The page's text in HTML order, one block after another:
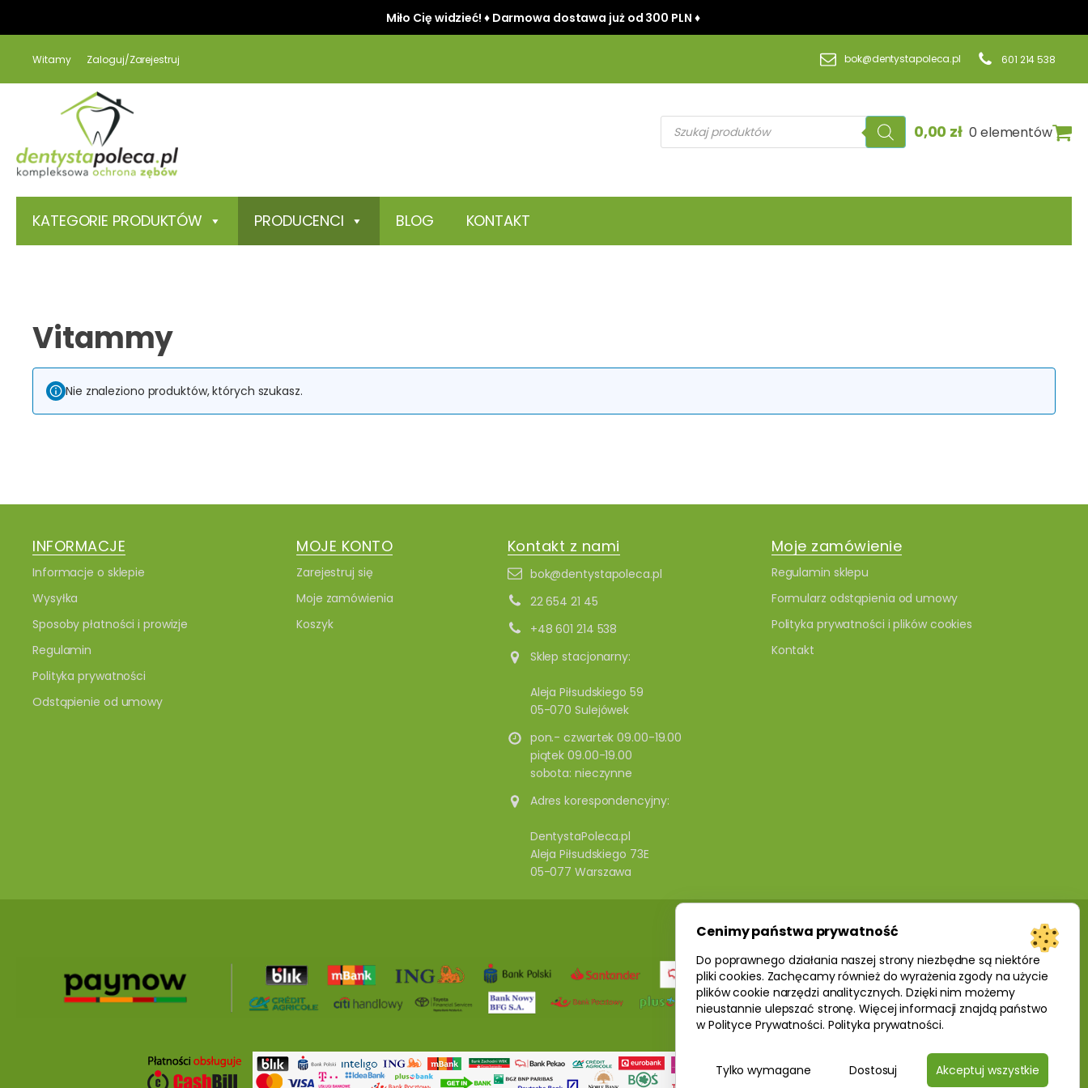
Miło Cię widzieć! ♦ Darmowa dostawa już od 300 PLN ♦
Witamy Zaloguj/Zarejestruj bok@dentystapoleca.pl 601 214 538
Wyszukiwarka
produktów
0,00 zł 0 elementów
KATEGORIE PRODUKTÓW PRODUCENCI BLOG KONTAKT
Vitammy
Nie znaleziono produktów, których szukasz.
INFORMACJE
Informacje o sklepie
Wysyłka
Sposoby płatności i prowizje
Regulamin
Polityka prywatności
Odstąpienie od umowy
MOJE KONTO
Zarejestruj się
Moje zamówienia
Koszyk
Kontakt z nami
bok@dentystapoleca.pl
22 654 21 45
+48 601 214 538
Sklep stacjonarny:
Aleja Piłsudskiego 59
05-070 Sulejówek
pon.- czwartek 09.00-19.00
piątek 09.00-19.00
sobota: nieczynne
Adres korespondencyjny:
DentystaPoleca.pl
Aleja Piłsudskiego 73E
05-077 Warszawa
Moje zamówienie
Regulamin sklepu
Formularz odstąpienia od umowy
Polityka prywatności i plików cookies
Kontakt
Cenimy państwa prywatność
Do poprawnego działania naszej strony niezbędne są niektóre
pliki cookies. Zachęcamy również do wyrażenia zgody na użycie
plików cookie narzędzi analitycznych. Dzięki nim możemy
nieustannie ulepszać stronę. Więcej informacji znajdą państwo
w Polityce Prywatności. Polityka prywatności.
Dostosuj
Tylko wymagane Akceptuj wszystkie